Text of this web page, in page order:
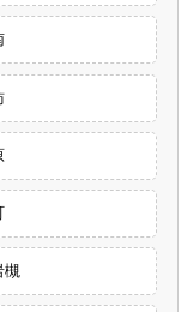
槻